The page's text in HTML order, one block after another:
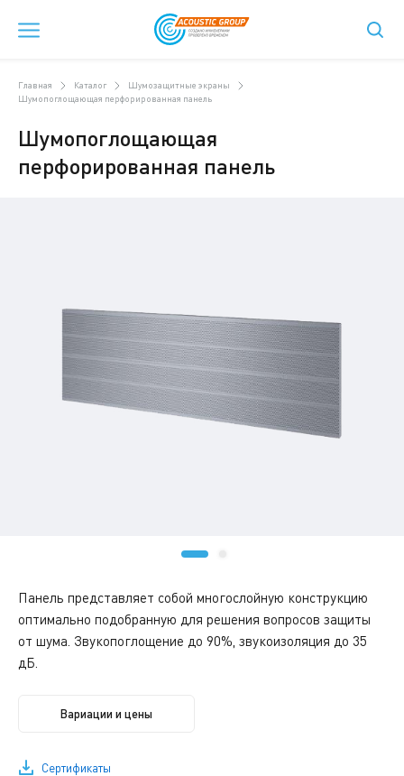
Панель представляет собой многослойную конструкцию
оптимально подобранную для решения вопросов защиты
от шума. Звукопоглощение до 90%, звукоизоляция до 35
дБ.
Вариации и цены
Сертификаты
Главная Каталог
Шумозащитные экраны
Шумопоглощающая перфорированная панель
Шумопоглощающая
перфорированная панель